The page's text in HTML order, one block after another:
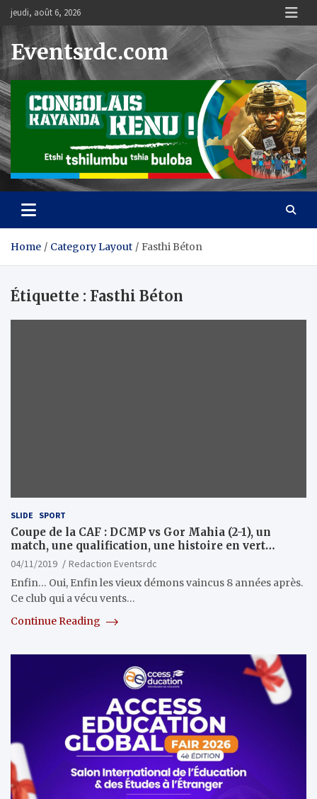
Skip
content
jeudi, août 6, 2026
Eventsrdc.com
Home Category Layout Fasthi Béton
Étiquette : Fasthi Béton
SLIDE SPORT
Coupe de la CAF : DCMP vs Gor Mahia (2-1), un
match, une qualification, une histoire en vert…
04/11/2019
Redaction Eventsrdc
Enfin… Oui, Enfin les vieux démons vaincus 8 années après.
Ce club qui a vécu vents…
Continue Reading